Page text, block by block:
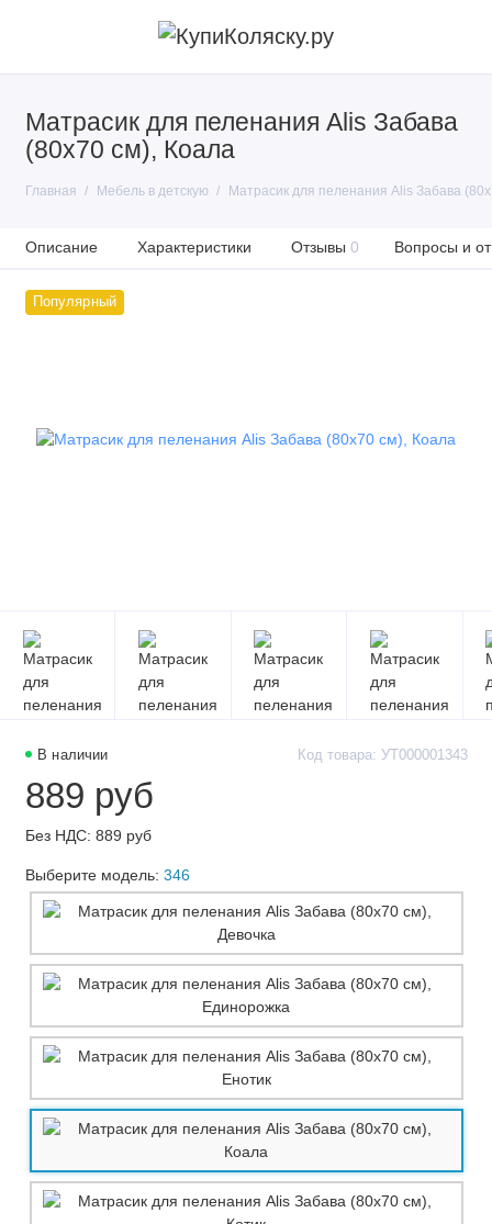
Матрасик для пеленания Alis Забава
(80х70 см), Коала
Главная Мебель в детскую Матрасик для пеленания Alis Забава
Описание Характеристики Отзывы 0 Вопросы и
Популярный
В наличии Код товара: УТ000001343
889 руб
Без НДС: 889 руб
Выберите модель: 346